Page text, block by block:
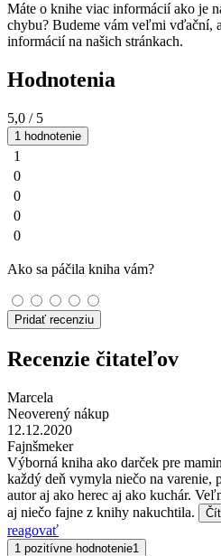
Máte o knihe viac informácií ako je
chybu? Budeme vám veľmi vďační,
informácií na našich stránkach.
Hodnotenia
5,0 / 5
1 hodnotenie
1
0
0
0
0
Ako sa páčila kniha vám?
Pridať recenziu
Recenzie čitateľov
Marcela
Neoverený nákup
12.12.2020
Fajnšmeker
Výborná kniha ako darček pre
každý deň vymyla niečo na varenie,
autor aj ako herec aj ako kuchár.
aj niečo fajne z knihy nakuchtila.
reagovať
1 pozitívne hodnotenie1